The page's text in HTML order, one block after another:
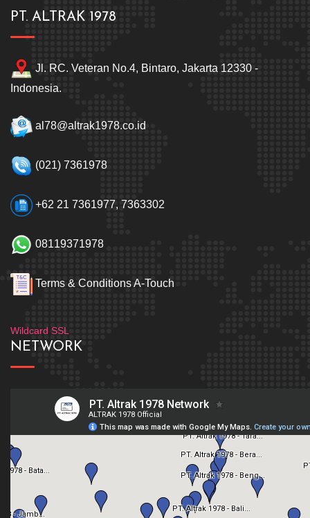
PT. ALTRAK 1978
Jl. RC. Veteran No.4, Bintaro, Jakarta 12330 -
Indonesia.
al78@altrak1978.co.id
(021) 7361978
+62 21 7361977, 7363302
08119371978
Terms & Conditions A-Touch
Wildcard SSL
NETWORK